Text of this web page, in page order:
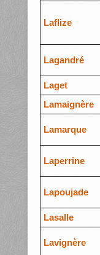
Laflize
Lagandré
Laget
Lamaignère
Lamarque
Laperrine
Lapoujade
Lasalle
Lavignère